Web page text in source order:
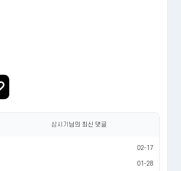
삼시기 님의 최신 댓글
02-17
01-28